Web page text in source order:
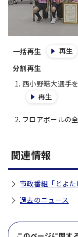
一括再生
再生
分割再生
西小野皓大選手
再生
フロアボールの
関連情報
市政番組「とよた
過去のニュース